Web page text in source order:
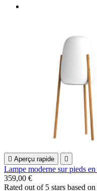
 Aperçu rapide 
Lampe moderne sur pieds
359,00 €
Rated out of 5 stars based on